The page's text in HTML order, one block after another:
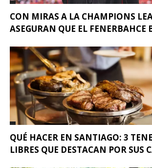
CON MIRAS A LA CHAMPIONS
ASEGURAN QUE EL FENERBAHCE
QUÉ HACER EN SANTIAGO: 3
LIBRES QUE DESTACAN POR SUS